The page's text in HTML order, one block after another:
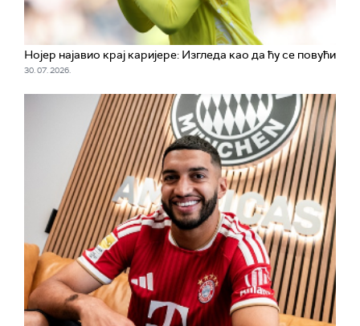
Нојер најавио крај каријере: Изгледа као да ћу се повући
30. 07. 2026.